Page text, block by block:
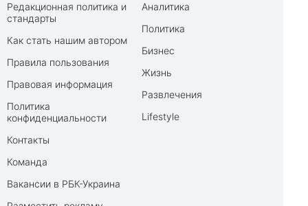
Редакционная политика и
стандарты
Как стать нашим автором
Правила пользования
Правовая информация
Политика
конфиденциальности
Контакты
Команда
Вакансии в РБК-Украина
Аналитика
Политика
Бизнес
Жизнь
Развлечения
Lifestyle